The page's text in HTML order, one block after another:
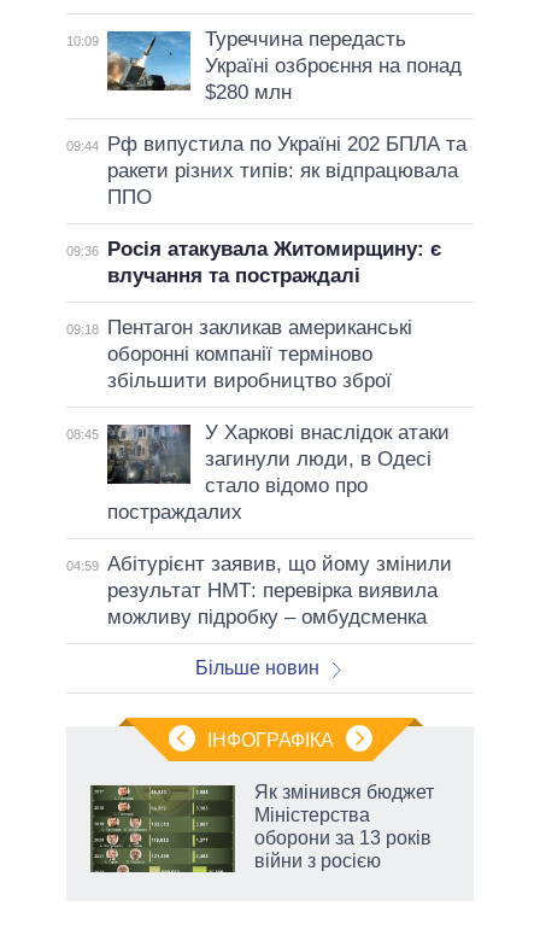
10:09
Туреччина передасть
Україні озброєння на понад
$280 млн
09:44
Рф випустила по Україні 202 БПЛА та
ракети різних типів: як відпрацювала
ППО
09:36
Росія атакувала Житомирщину: є
влучання та постраждалі
09:18
Пентагон закликав американські
оборонні компанії терміново
збільшити виробництво зброї
08:45
У Харкові внаслідок атаки
загинули люди, в Одесі
стало відомо про
постраждалих
04:59 Абітурієнт заявив, що йому змінили
результат НМТ: перевірка виявила
можливу підробку – омбудсменка
Більше новин
ІНФОГРАФІКА
Як змінився бюджет
Міністерства
оборони за 13 років
війни з росією